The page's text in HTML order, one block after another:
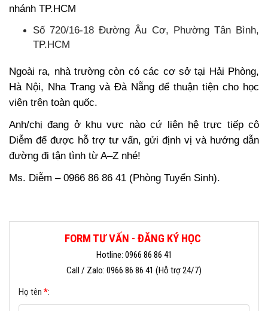
nhánh TP.HCM
Số 720/16-18 Đường Âu Cơ, Phường Tân Bình,
TP.HCM
Ngoài ra, nhà trường còn có các cơ sở tại Hải Phòng,
Hà Nội, Nha Trang và Đà Nẵng để thuận tiện cho học
viên trên toàn quốc.
Anh/chị đang ở khu vực nào cứ liên hệ trực tiếp cô
Diễm để được hỗ trợ tư vấn, gửi định vị và hướng dẫn
đường đi tận tình từ A–Z nhé!
Ms. Diễm – 0966 86 86 41 (Phòng Tuyển Sinh).
FORM TƯ VẤN - ĐĂNG KÝ HỌC
Hotline: 0966 86 86 41
Call / Zalo: 0966 86 86 41 (Hỗ trợ 24/7)
Họ tên *: